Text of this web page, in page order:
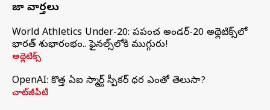
తాజా వార్తలు
World Athletics Under-20: ప్రపంచ అండర్-20 అథ్లెటిక్స్‌లో
భారత్‌ శుభారంభం.. ఫైనల్స్‌లోకి ముగ్గురు!
అథ్లెటిక్స్
OpenAI: కొత్త ఏఐ స్మార్ట్ స్పీకర్ ధర ఎంతో తెలుసా?
చాట్‌జీపీటీ